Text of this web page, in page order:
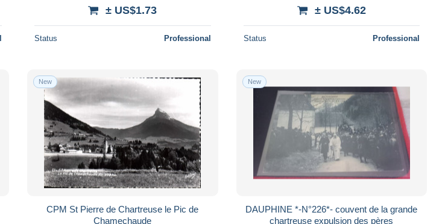
complète
± US$1.73
Status Professional
± US$4.62
Status Professional
New
CPM St Pierre de Chartreuse le Pic de
Chamechaude
New
DAUPHINE *-N°226*- couvent de la grande
chartreuse expulsion des pères